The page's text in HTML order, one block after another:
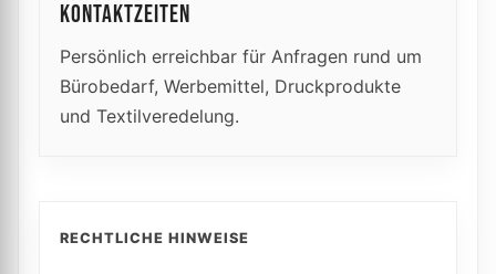
KONTAKTZEITEN
Persönlich erreichbar für Anfragen rund um
Bürobedarf, Werbemittel, Druckprodukte
und Textilveredelung.
RECHTLICHE HINWEISE